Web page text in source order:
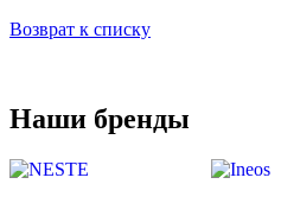
Возврат к списку
Наши бренды